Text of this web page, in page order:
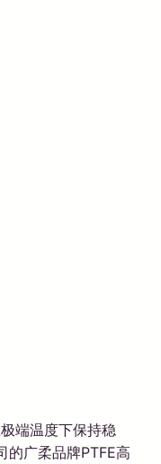
端温度下保持稳
的广柔品牌PTFE高